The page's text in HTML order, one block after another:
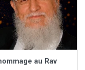
au Rav